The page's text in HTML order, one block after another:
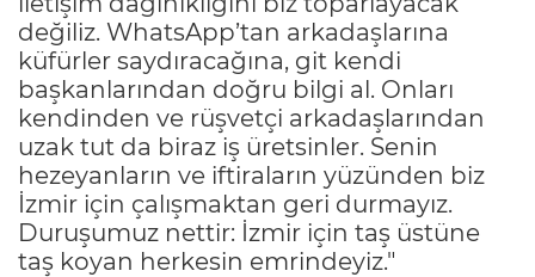
değiliz. WhatsApp’tan arkadaşlarına
küfürler saydıracağına, git kendi
başkanlarından doğru bilgi al. Onları
kendinden ve rüşvetçi arkadaşlarından
uzak tut da biraz iş üretsinler. Senin
hezeyanların ve iftiraların yüzünden biz
İzmir için çalışmaktan geri durmayız.
Duruşumuz nettir: İzmir için taş üstüne
taş koyan herkesin emrindeyiz."